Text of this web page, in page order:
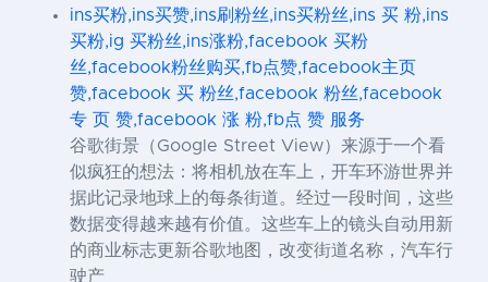
ins买粉,ins买赞,ins刷粉丝,ins买粉丝,ins 买 粉,ins
买粉,ig 买粉丝,ins涨粉,facebook 买粉
丝,facebook粉丝购买,fb点赞,facebook主页
赞,facebook 买 粉丝,facebook 粉丝,facebook
专 页 赞,facebook 涨 粉,fb点 赞 服务
谷歌街景（Google Street View）来源于一个看
似疯狂的想法：将相机放在车上，开车环游世界并
据此记录地球上的每条街道。经过一段时间，这些
数据变得越来越有价值。这些车上的镜头自动用新
的商业标志更新谷歌地图，改变街道名称，汽车行
驶产